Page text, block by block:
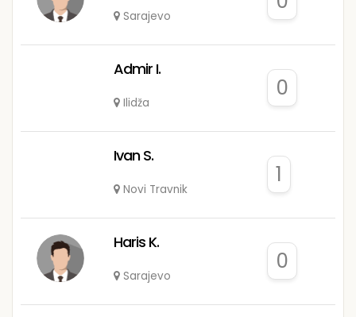
Sarajevo
Admir I.
Ilidža
0
Ivan S.
Novi Travnik
1
Haris K.
Sarajevo
0